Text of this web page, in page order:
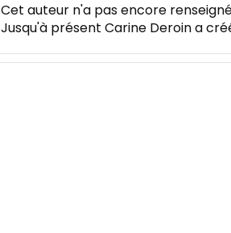
Cet auteur n'a pas encore
Jusqu'à présent Carine Deroin a